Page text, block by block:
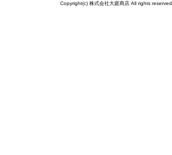
Copyright(c) 株式会社大庭商店 All rights reserved.